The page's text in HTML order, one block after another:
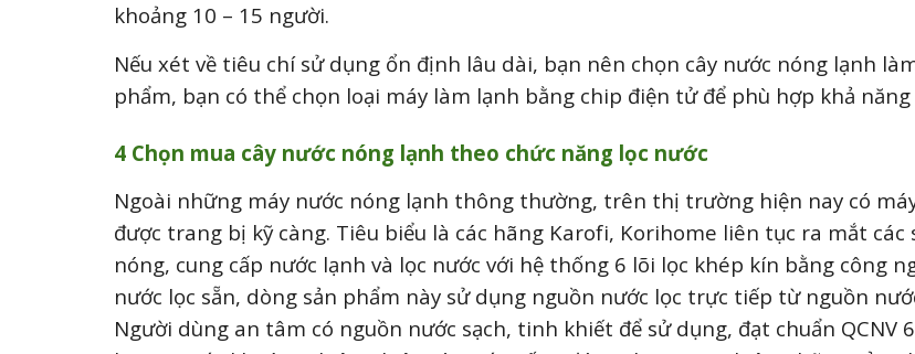
khoảng 10 – 15 người.
Nếu xét về tiêu chí sử dụng ổn định lâu dài, bạn nên chọn cây nước nóng lạnh
phẩm, bạn có thể chọn loại máy làm lạnh bằng chip điện tử để phù hợp khả
4 Chọn mua cây nước nóng lạnh theo chức năng lọc nước
Ngoài những máy nước nóng lạnh thông thường, trên thị trường hiện nay có
được trang bị kỹ càng. Tiêu biểu là các hãng Karofi, Korihome liên tục ra mắt
nóng, cung cấp nước lạnh và lọc nước với hệ thống 6 lõi lọc khép kín bằng công
nước lọc sẵn, dòng sản phẩm này sử dụng nguồn nước lọc trực tiếp từ nguồn
Người dùng an tâm có nguồn nước sạch, tinh khiết để sử dụng, đạt chuẩn QCNV